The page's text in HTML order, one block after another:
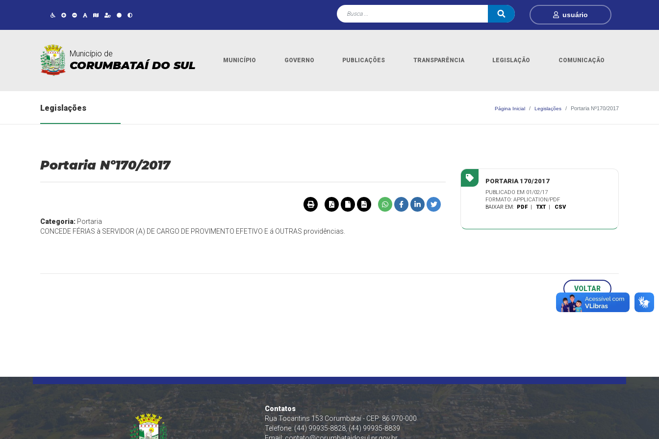
usuário
Município de
CORUMBATAÍ DO SUL MUNICÍPIO GOVERNO PUBLICAÇÕES TRANSPARÊNCIA LEGISLAÇÃO COMUNICAÇÃO
Legislações Página Inicial Legislações Portaria Nº170/2017
Portaria Nº170/2017
Categoria: Portaria
CONCEDE FÉRIAS à SERVIDOR (A) DE CARGO DE PROVIMENTO EFETIVO E á OUTRAS providências.
PORTARIA 170/2017
PUBLICADO EM 01/02/17
FORMATO: APPLICATION/PDF
BAIXAR EM: PDF |TXT | CSV
VOLTAR
Contatos
Rua Tocantins 153 Corumbataí - CEP: 86.970-000
Telefone: (44) 99935-8828, (44) 99935-8839